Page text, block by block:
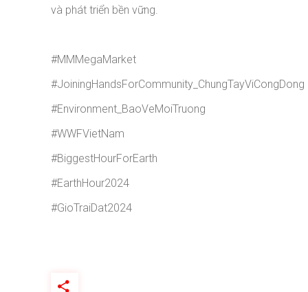
và phát triển bền vững.
#MMMegaMarket
#JoiningHandsForCommunity_ChungTayViCongDong
#Environment_BaoVeMoiTruong
#WWFVietNam
#BiggestHourForEarth
#EarthHour2024
#GioTraiDat2024